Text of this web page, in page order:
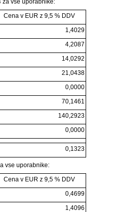
za vse uporabnike:
Cena v EUR z 9,5 % DDV
1,4029
4,2087
14,0292
21,0438
0,0000
70,1461
140,2923
0,0000
0,1323
vse uporabnike:
Cena v EUR z 9,5 % DDV
0,4699
1,4096